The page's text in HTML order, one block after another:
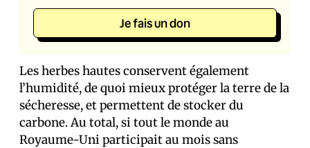
Je fais un don
Les herbes hautes conservent également
l’humidité, de quoi mieux protéger la terre de la
sécheresse, et permettent de stocker du
carbone. Au total, si tout le monde au
Royaume-Uni participait au mois sans